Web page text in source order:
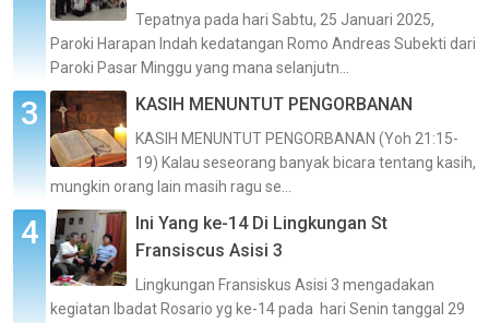
Tepatnya pada hari Sabtu, 25 Januari 2025,
Paroki Harapan Indah kedatangan Romo Andreas Subekti dari
Paroki Pasar Minggu yang mana selanjutn...
KASIH MENUNTUT PENGORBANAN
KASIH MENUNTUT PENGORBANAN (Yoh 21:15-
19) Kalau seseorang banyak bicara tentang kasih,
mungkin orang lain masih ragu se...
Ini Yang ke-14 Di Lingkungan St
Fransiscus Asisi 3
Lingkungan Fransiskus Asisi 3 mengadakan
kegiatan Ibadat Rosario yg ke-14 pada hari Senin tanggal 29